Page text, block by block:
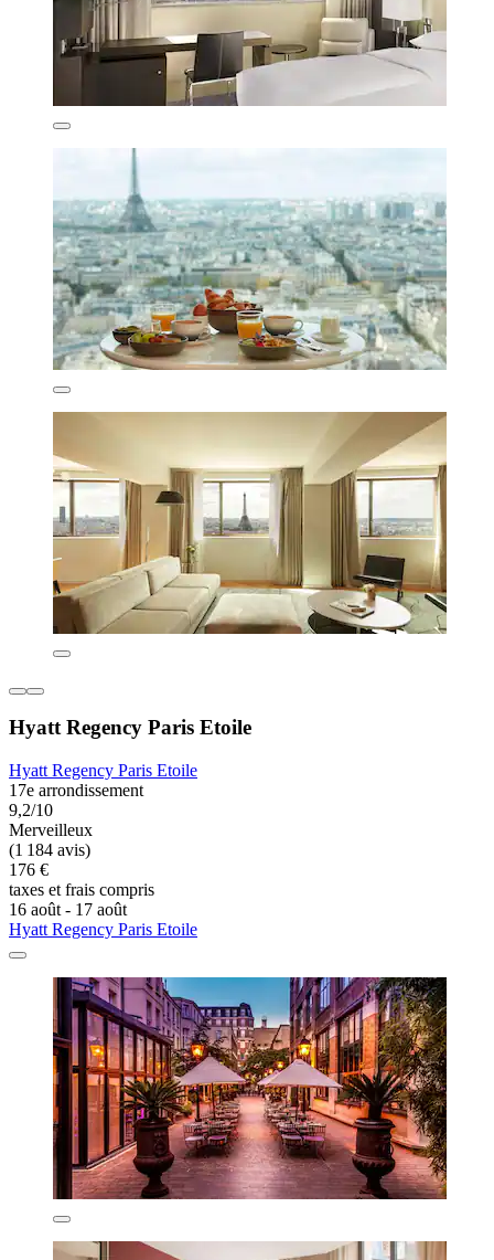
Hyatt Regency Paris Etoile
Hyatt Regency Paris Etoile
17e arrondissement
9,2/10
Merveilleux
(1 184 avis)
176 €
taxes et frais compris
16 août - 17 août
Hyatt Regency Paris Etoile